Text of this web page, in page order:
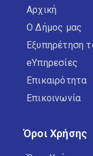
Αρχική
Ο Δήμος μας
Εξυπηρέτηση
eΥπηρεσίες
Επικαιρότητα
Επικοινωνία
Όροι Χρήσης